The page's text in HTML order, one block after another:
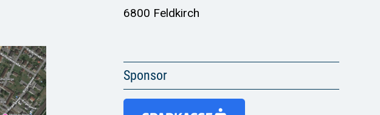
6800 Feldkirch
Sponsor